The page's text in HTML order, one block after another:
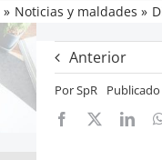
Noticias y maldades
Anterior
PorSpR